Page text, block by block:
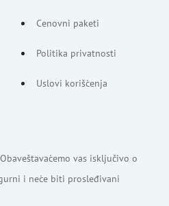
Cenovni paketi
Politika privatnosti
Uslovi korišćenja
vas isključivo o
i neće biti prosleđivani